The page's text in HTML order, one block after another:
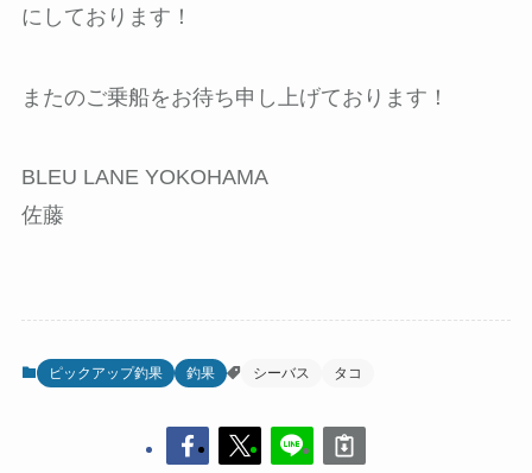
にしております！
またのご乗船をお待ち申し上げております！
BLEU LANE YOKOHAMA
佐藤
ピックアップ釣果 釣果 シーバス タコ